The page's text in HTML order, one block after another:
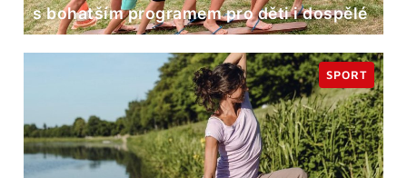
s bohatším programem pro děti i dospělé
SPORT